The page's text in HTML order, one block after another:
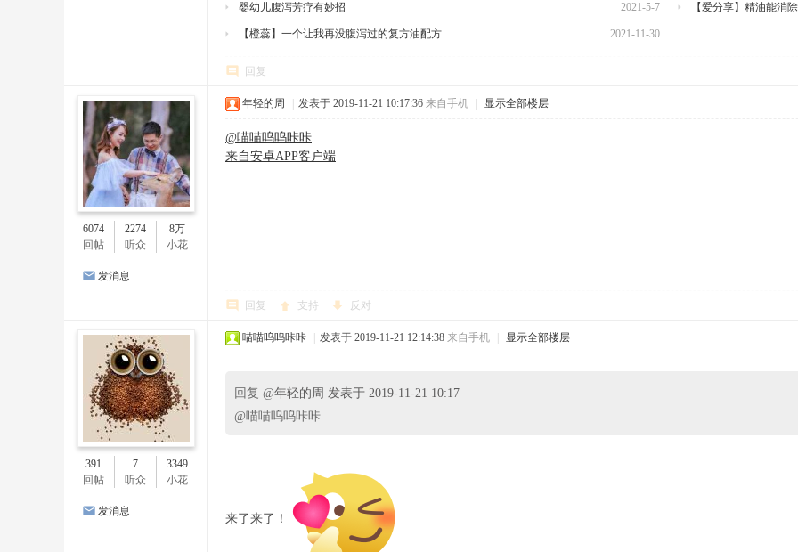
2021-5-7
婴幼儿腹泻芳疗有妙招 【爱分享】精油能消
2021-11-30
【橙蕊】一个让我再没腹泻过的复方油配方
回复
6074
回帖
2274
听众
8万
小花
发消息
年轻的周 发表于 2019-11-21 10:17:36 来自手机 显示全部楼层
@喵喵呜呜咔咔
来自安卓APP客户端
回复 支持 反对
391
回帖
7
听众
3349
小花
发消息
喵喵呜呜咔咔 发表于 2019-11-21 12:14:38 来自手机 显示全部楼层
回复 @年轻的周 发表于 2019-11-21 10:17
@喵喵呜呜咔咔
来了来了！